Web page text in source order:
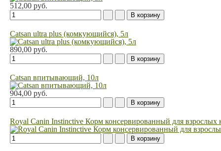
512,00 руб.
Catsan ultra plus (комкующийся), 5л
890,00 руб.
Catsan впитывающий, 10л
904,00 руб.
Royal Canin Instinctive Корм консервированный для взрослых